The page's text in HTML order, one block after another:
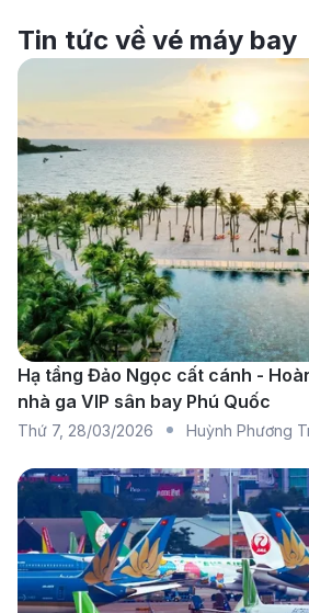
khi đến Portland. Tổng thời
19 đến 34 giờ, tùy thuộc vào
Các hãng hàng không khai
Thơ – Portland
Vietnam Airlines:Hành khách
Thơ đến Hà Nội, sau đó nối
qua các sân bay quốc tế.
cấp dịch vụ chuyên nghiệp,
và suất ăn phong phú.
Vietjet Air: Hành khách bay từ
Nội, sau đó tiếp tục hành trình
các đối tác quốc tế. Là lựa
với nhiều khung giờ linh hoạt.
Japan Airlines:Hành khách
Thơ đến Tokyo thông qua
Tin tức về vé máy bay
Hạ tầng Đảo Ngọc cất cánh -
nhà ga VIP sân bay Phú Quốc
Thứ 7, 28/03/2026 Huỳnh Phương